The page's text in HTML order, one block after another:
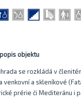
objektu
se rozkládá v
venkovní a skleníkové
prérie či Mediteránu i